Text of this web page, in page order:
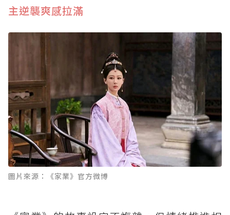
主逆襲爽感拉滿
圖片來源：《家業》官方微博